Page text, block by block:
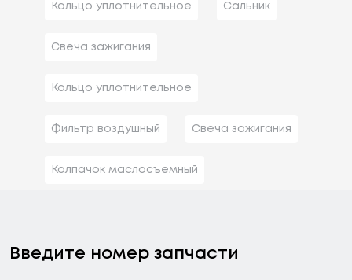
Кольцо уплотнительное Сальник
Свеча зажигания
Кольцо уплотнительное
Фильтр воздушный Свеча зажигания
Колпачок маслосъемный
Введите номер запчасти